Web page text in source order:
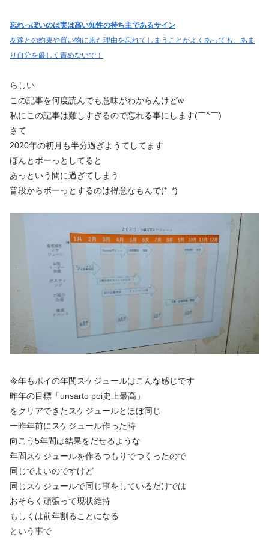
忘れっぽいのは実は高い知性の持ち主であるサイン
友達との約束や買い物に来た理由を忘れてしまうことがよくあっても、あま
り自分を厳しく責めないで！
らしい
この記事を何度読んでも意味がわからんけどw
私にこの記事は難しすぎるので忘れる事にします(￣^￣)
さて
2020年の初月も半分過ぎようてしてます
ほんとボーっとしてると
あっという間に過ぎてしまう
普段からボーっとするのは得意なもんで(*_*)
今年もポイの年間スケジュールはこんな感じです
昨年の目標「unsarto poi史上最高」
をクリアできたスケジュールとほぼ同じ
一昨年前にスケジュール作った時
向こう5年間は結果をだせるような
年間スケジュールを作るつもりでつくったので
同じでよいのですけど
同じスケジュールで同じ事をしているだけでは
おそらく頑張って現状維持
もしくは前年割ることになる
という事で